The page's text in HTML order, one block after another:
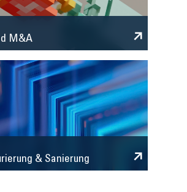
M&A
& Sanierung